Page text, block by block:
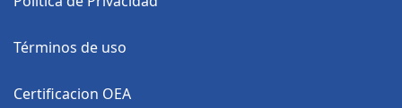
Términos de uso
Certificacion OEA